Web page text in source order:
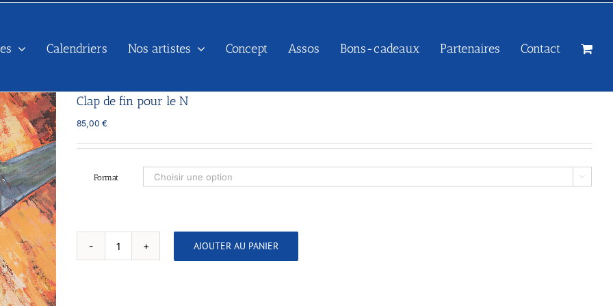
Calendriers Nos artistes Concept Assos Bons-cadeaux Partenaires Contact
Clap de fin pour le N
85,00€
Format 
quantité
de
AJOUTER AU PANIER